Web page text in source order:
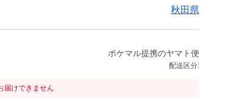
秋田県
ポケマル提携のヤマト便
配送区分:
届けできません